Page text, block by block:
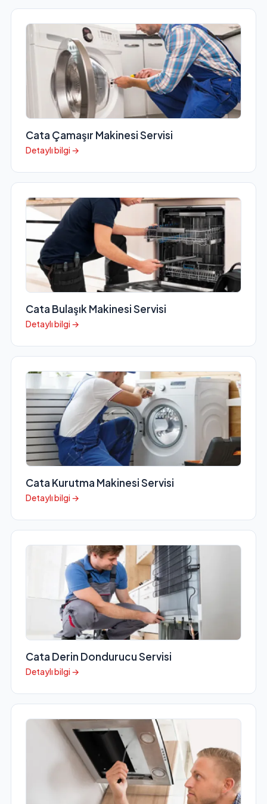
Cata Çamaşır Makinesi Servisi
Detaylı bilgi →
Cata Bulaşık Makinesi Servisi
Detaylı bilgi →
Cata Kurutma Makinesi Servisi
Detaylı bilgi →
Cata Derin Dondurucu Servisi
Detaylı bilgi →